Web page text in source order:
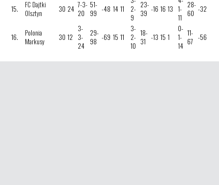
15.
FC Dajtki
Olsztyn
30 24 7-3-
20
51-
99 -48 14 11
2-
9
23-
39 -16 16 13 1-
11
28-
60 -32
16.
Polonia
Markusy
30 12
3-
3-
24
29-
98 -69 15 11
3-
2-
10
18-
31 -13 15 1
0-
1-
14
11-
67 -56